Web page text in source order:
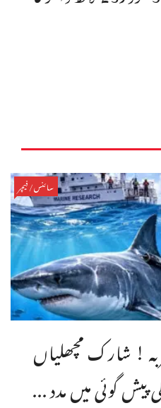
سائنس/فیچر
! شارک مچھلیاں
گوئی میں مدد ...